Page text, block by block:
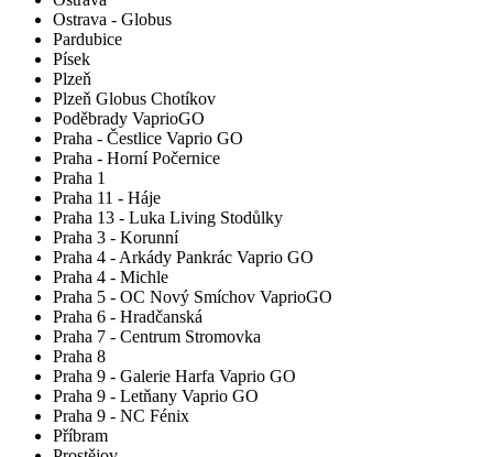
Ostrava - Globus
Pardubice
Písek
Plzeň
Plzeň Globus Chotíkov
Poděbrady VaprioGO
Praha - Čestlice Vaprio GO
Praha - Horní Počernice
Praha 1
Praha 11 - Háje
Praha 13 - Luka Living Stodůlky
Praha 3 - Korunní
Praha 4 - Arkády Pankrác Vaprio GO
Praha 4 - Michle
Praha 5 - OC Nový Smíchov VaprioGO
Praha 6 - Hradčanská
Praha 7 - Centrum Stromovka
Praha 8
Praha 9 - Galerie Harfa Vaprio GO
Praha 9 - Letňany Vaprio GO
Praha 9 - NC Fénix
Příbram